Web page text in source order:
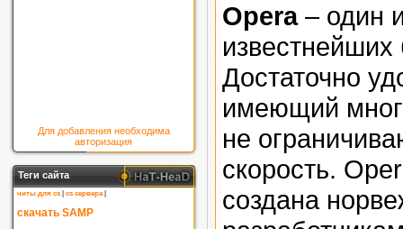
Для добавления необходима
авторизация
Теги сайта
читы для cs cs сервера|
скачать SAMP
Opera– один
известнейших
Достаточно
имеющий
не
скорость.
создана